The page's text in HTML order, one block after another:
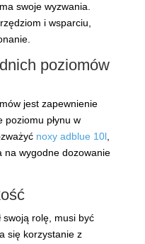
swoje wyzwania.
i wsparciu,
poziomów
jest zapewnienie
poziomu płynu w
noxy adblue 10l,
na wygodne dozowanie
swoją rolę, musi być
się korzystanie z